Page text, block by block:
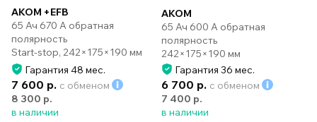
AKOM +EFB
65 Ач 670 А обратная
полярность
Start-stop, 242×175×190 мм
Гарантия 48 мес.
7 600 р. с обменом
8 300 р.
в наличии
AKOM
65 Ач 600 А обратная
полярность
242×175×190 мм
Гарантия 36 мес.
6 700 р. с обменом
7 400 р.
в наличии